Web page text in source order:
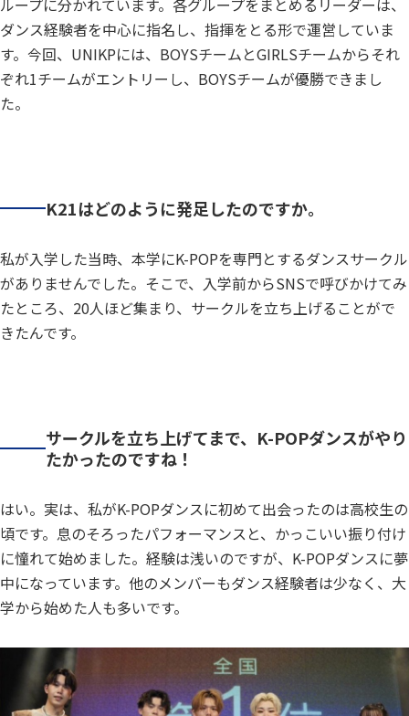
ダンス経験者を中心に指名し、指揮をとる形で運営していま
す。今回、UNIKPには、BOYSチームとGIRLSチームからそれ
ぞれ1チームがエントリーし、BOYSチームが優勝できまし
た。
K21はどのように発足したのですか。
私が入学した当時、本学にK-POPを専門とするダンスサークル
がありませんでした。そこで、入学前からSNSで呼びかけてみ
たところ、20人ほど集まり、サークルを立ち上げることがで
きたんです。
サークルを立ち上げてまで、K-POPダンスがやり
たかったのですね！
はい。実は、私がK-POPダンスに初めて出会ったのは高校生の
頃です。息のそろったパフォーマンスと、かっこいい振り付け
に憧れて始めました。経験は浅いのですが、K-POPダンスに夢
中になっています。他のメンバーもダンス経験者は少なく、大
学から始めた人も多いです。